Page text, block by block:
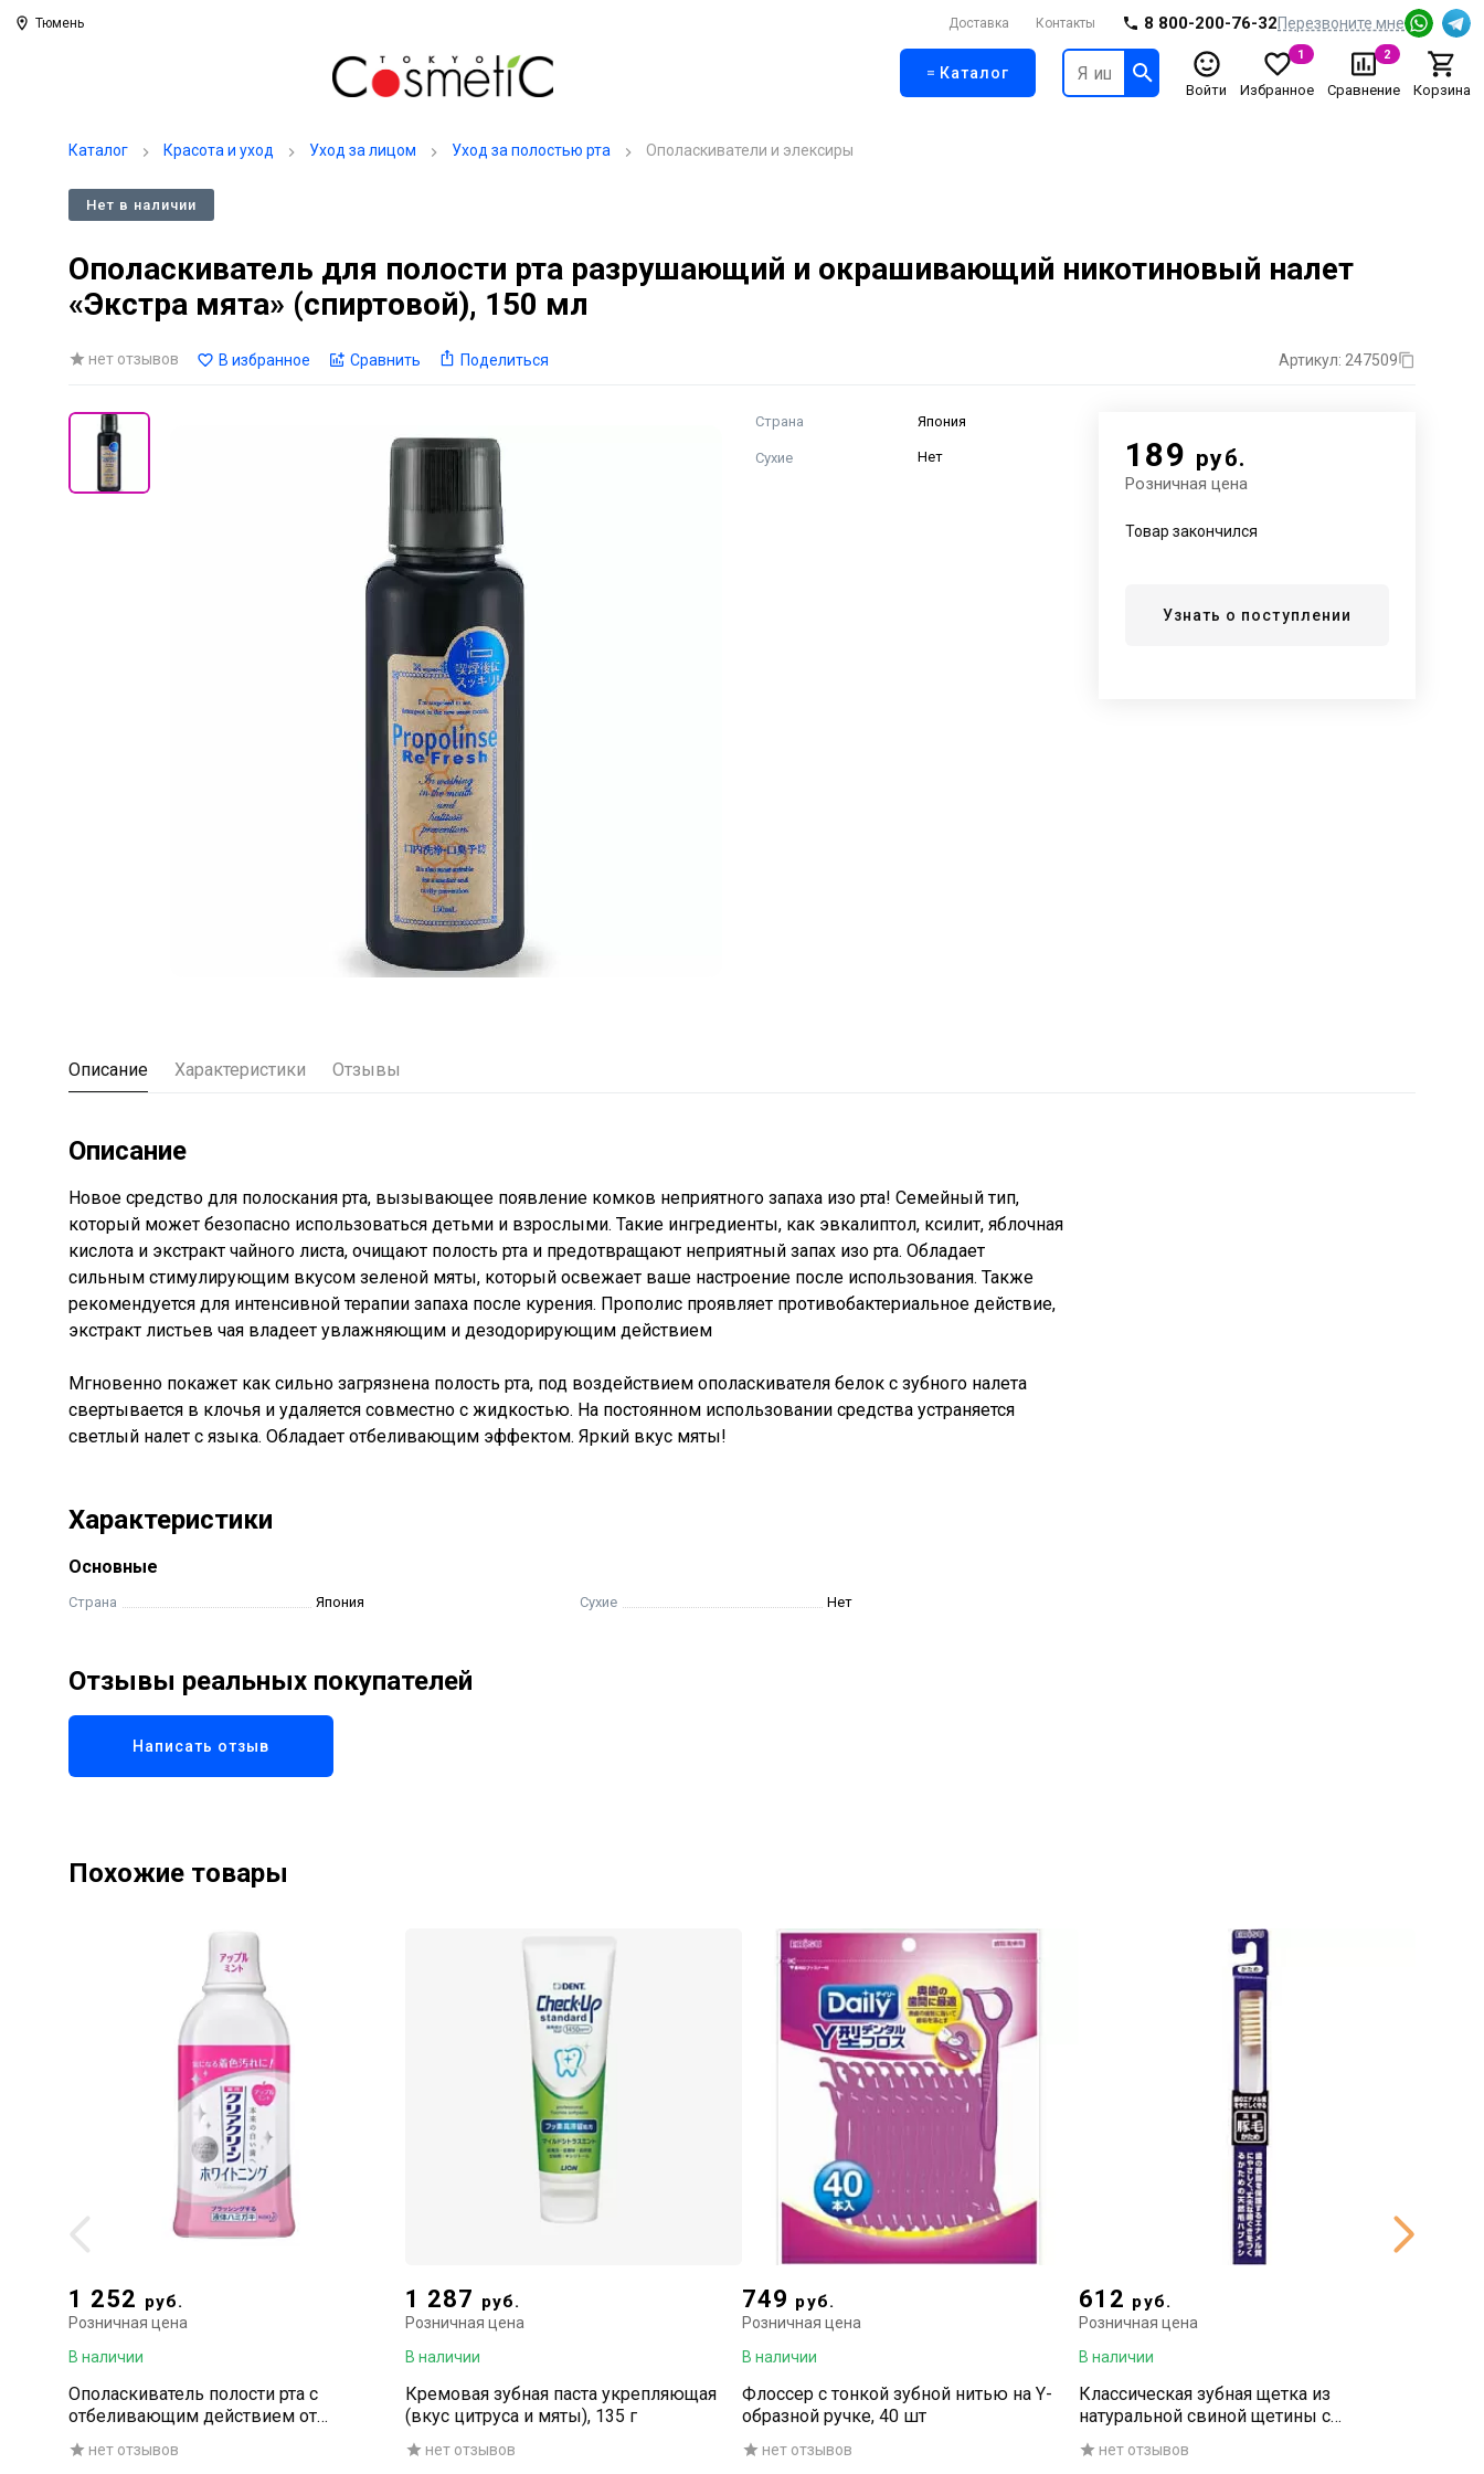
Тюмень Доставка Контакты 8 800-200-76-32Перезвоните мне
Каталог
Войти Избранное
1
Сравнение
2
Корзина
Каталог Красота и уход Уход за лицом Уход за полостью рта Ополаскиватели и элексиры
Нет в наличии
Ополаскиватель для полости рта разрушающий и окрашивающий никотиновый налет
«Экстра мята» (спиртовой), 150 мл
нет отзывов В избранное Сравнить Поделиться Артикул: 247509
Страна Япония
Сухие Нет 189 руб.
Розничная цена
Товар закончился
Узнать о поступлении
Описание Характеристики Отзывы
Описание
Новое средство для полоскания рта, вызывающее появление комков неприятного запаха изо рта! Семейный тип,
который может безопасно использоваться детьми и взрослыми. Такие ингредиенты, как эвкалиптол, ксилит, яблочная
кислота и экстракт чайного листа, очищают полость рта и предотвращают неприятный запах изо рта. Обладает
сильным стимулирующим вкусом зеленой мяты, который освежает ваше настроение после использования. Также
рекомендуется для интенсивной терапии запаха после курения. Прополис проявляет противобактериальное действие,
экстракт листьев чая владеет увлажняющим и дезодорирующим действием
Мгновенно покажет как сильно загрязнена полость рта, под воздействием ополаскивателя белок с зубного налета
свертывается в клочья и удаляется совместно с жидкостью. На постоянном использовании средства устраняется
светлый налет с языка. Обладает отбеливающим эффектом. Яркий вкус мяты!
Характеристики
Основные
Страна Япония Сухие Нет
Отзывы реальных покупателей
Написать отзыв
Похожие товары
1 252 руб.
Розничная цена
В наличии
Ополаскиватель полости рта с
отбеливающим действием от
пигментного и табачного налёта
(жидкая зубная паста / со спиртом), 600
нет отзывов
1 287 руб.
Розничная цена
В наличии
Кремовая зубная паста укрепляющая
(вкус цитруса и мяты), 135 г
нет отзывов
749 руб.
Розничная цена
В наличии
Флоссер с тонкой зубной нитью на Y-
образной ручке, 40 шт
нет отзывов
612 руб.
Розничная цена
В наличии
Классическая зубная щетка из
натуральной свиной щетины с
косымсрезом №350 (Жесткая)
нет отзывов